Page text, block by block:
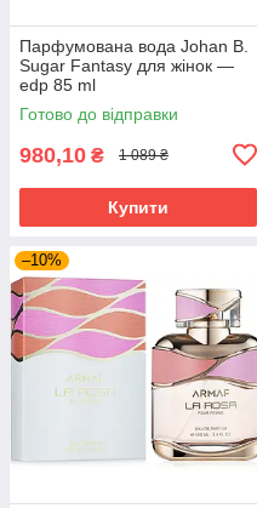
Парфумована вода Johan B.
Sugar Fantasy для жінок —
edp 85 ml
Готово до відправки
980,10 ₴ 1 089 ₴
Купити
–10%